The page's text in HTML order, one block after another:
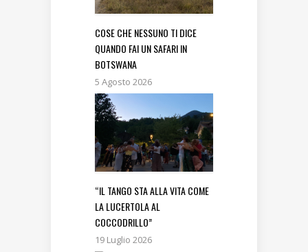
COSE CHE NESSUNO TI DICE
QUANDO FAI UN SAFARI IN
BOTSWANA
5 Agosto 2026
“IL TANGO STA ALLA VITA COME
LA LUCERTOLA AL
COCCODRILLO”
19 Luglio 2026